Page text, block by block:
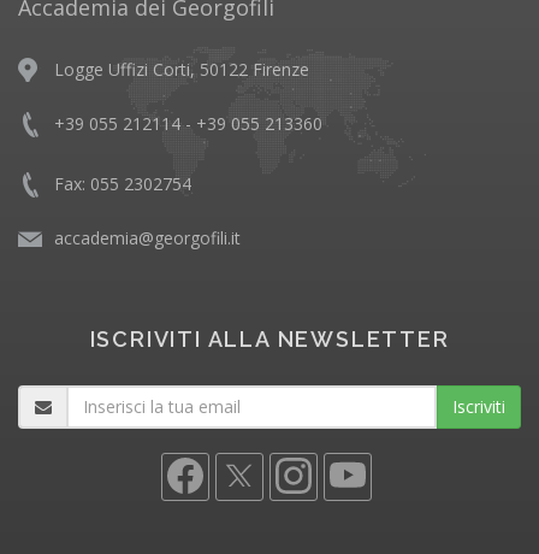
Accademia dei Georgofili
Logge Uffizi Corti, 50122 Firenze
+39 055 212114 - +39 055 213360
Fax: 055 2302754
accademia@georgofili.it
ISCRIVITI ALLA NEWSLETTER
Iscriviti